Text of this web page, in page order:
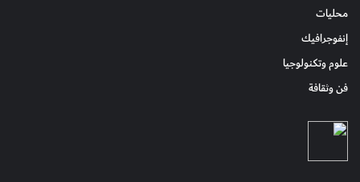
محليات
إنفوجرافيك
علوم وتكنولوجيا
فن وثقافة